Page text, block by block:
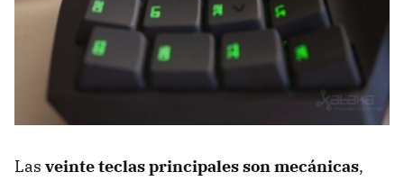
Las veinte teclas principales son mecánicas,